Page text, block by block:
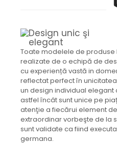
Design unic şi
elegant
Toate modelele de produse
realizate de o echipă de
cu experiență vastă in
reflectat perfect în
un design individual
astfel încât sunt unice pe
atenţie a fiecărui element
extraordinar vorbeşte de la
sunt validate ca fiind
germana.